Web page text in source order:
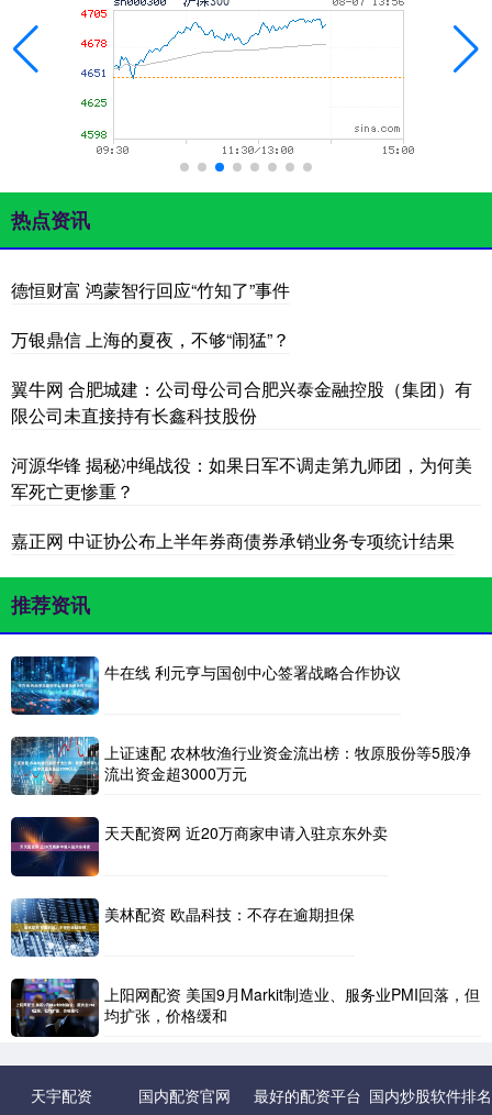
热点资讯
德恒财富 鸿蒙智行回应“竹知了”事件
万银鼎信 上海的夏夜，不够“闹猛”？
翼牛网 合肥城建：公司母公司合肥兴泰金融控股（集团）有
限公司未直接持有长鑫科技股份
河源华锋 揭秘冲绳战役：如果日军不调走第九师团，为何美
军死亡更惨重？
嘉正网 中证协公布上半年券商债券承销业务专项统计结果
推荐资讯
牛在线 利元亨与国创中心签署战略合作协议
上证速配 农林牧渔行业资金流出榜：牧原股份等5股净
流出资金超3000万元
天天配资网 近20万商家申请入驻京东外卖
美林配资 欧晶科技：不存在逾期担保
上阳网配资 美国9月Markit制造业、服务业PMI回落，但
均扩张，价格缓和
天宇配资 国内配资官网 最好的配资平台 国内炒股软件排名